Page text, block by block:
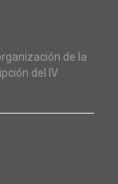
de la
del IV